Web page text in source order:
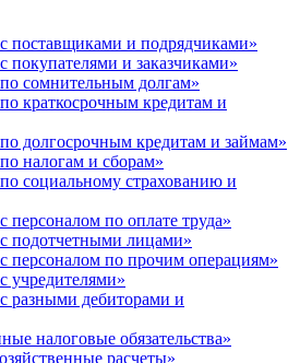
поставщиками и подрядчиками»
покупателями и заказчиками»
сомнительным долгам»
краткосрочным кредитам и
долгосрочным кредитам и займам»
налогам и сборам»
социальному страхованию и
персоналом по оплате труда»
подотчетными лицами»
персоналом по прочим операциям»
учредителями»
разными дебиторами и
налоговые обязательства»
расчеты»